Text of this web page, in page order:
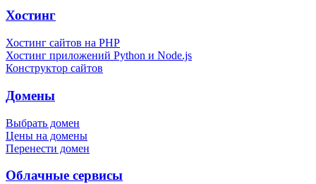
Хостинг
Хостинг сайтов на PHP
Хостинг приложений Python и Node.js
Конструктор сайтов
Домены
Выбрать домен
Цены на домены
Перенести домен
Облачные сервисы